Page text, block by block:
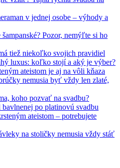
v jednej osobe – výhody a
Pozor, nemýľte si ho
tiež niekoľko svojich pravidiel
luxus: koľko stojí a aký je výber?
ateistom je aj na vôli kňaza
nemusia byť vždy len zlaté,
koho pozvať na svadbu?
po platinovú svadbu
ateistom – potrebujete
na stoličky nemusia vždy stáť